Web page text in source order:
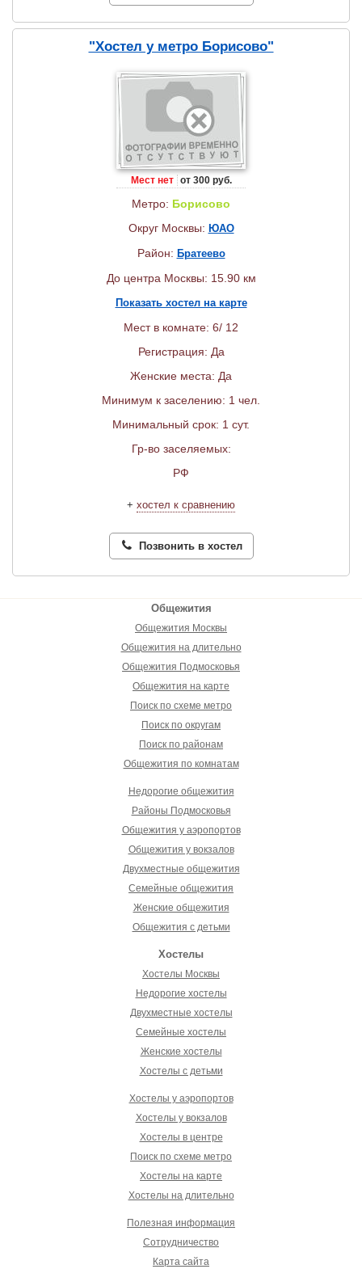
"Хостел у метро Борисово"
Мест нет от 300 руб.
Метро: Борисово
Округ Москвы: ЮАО
Район: Братеево
До центра Москвы: 15.90 км
Показать хостел на карте
Мест в комнате: 6/ 12
Регистрация: Да
Женские места: Да
Минимум к заселению: 1 чел.
Минимальный срок: 1 сут.
Гр-во заселяемых:
РФ
+ хостел к сравнению
Позвонить в хостел
Общежития
Общежития Москвы
Общежития на длительно
Общежития Подмосковья
Общежития на карте
Поиск по схеме метро
Поиск по округам
Поиск по районам
Общежития по комнатам
Недорогие общежития
Районы Подмосковья
Общежития у аэропортов
Общежития у вокзалов
Двухместные общежития
Семейные общежития
Женские общежития
Общежития с детьми
Хостелы
Хостелы Москвы
Недорогие хостелы
Двухместные хостелы
Семейные хостелы
Женские хостелы
Хостелы с детьми
Хостелы у аэропортов
Хостелы у вокзалов
Хостелы в центре
Поиск по схеме метро
Хостелы на карте
Хостелы на длительно
Полезная информация
Сотрудничество
Карта сайта